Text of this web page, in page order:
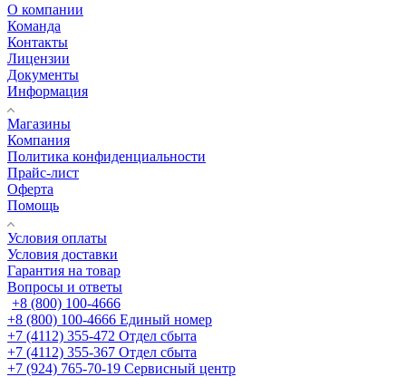
О компании
Команда
Контакты
Лицензии
Документы
Информация
Магазины
Компания
Политика конфиденциальности
Прайс-лист
Оферта
Помощь
Условия оплаты
Условия доставки
Гарантия на товар
Вопросы и ответы
+8 (800) 100-4666
+8 (800) 100-4666 Единый номер
+7 (4112) 355-472 Отдел сбыта
+7 (4112) 355-367 Отдел сбыта
+7 (924) 765-70-19 Сервисный центр